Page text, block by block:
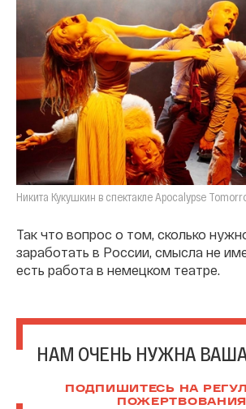
Никита Кукушкин в спектакле Apocalypse
Так что вопрос о том, сколько
заработать в России, смысла не
есть работа в немецком театре.
НАМ ОЧЕНЬ НУЖНА
ПОДПИШИТЕСЬ НА
ПОЖЕРТВОВАНИЯ